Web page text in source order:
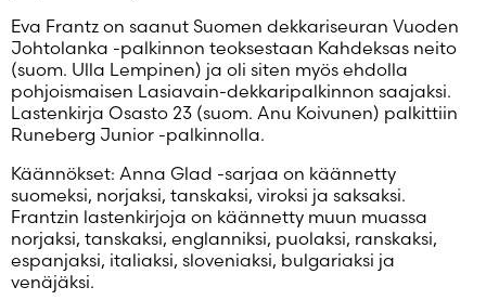
Eva Frantz on saanut Suomen dekkariseuran Vuoden
Johtolanka -palkinnon teoksestaan Kahdeksas neito
(suom. Ulla Lempinen) ja oli siten myös ehdolla
pohjoismaisen Lasiavain-dekkaripalkinnon saajaksi.
Lastenkirja Osasto 23 (suom. Anu Koivunen) palkittiin
Runeberg Junior -palkinnolla.
Käännökset: Anna Glad -sarjaa on käännetty
suomeksi, norjaksi, tanskaksi, viroksi ja saksaksi.
Frantzin lastenkirjoja on käännetty muun muassa
norjaksi, tanskaksi, englanniksi, puolaksi, ranskaksi,
espanjaksi, italiaksi, sloveniaksi, bulgariaksi ja
venäjäksi.